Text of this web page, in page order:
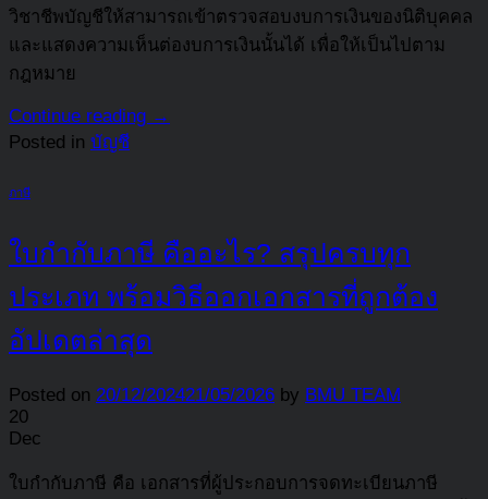
วิชาชีพบัญชีให้สามารถเข้าตรวจสอบงบการเงินของนิติบุคคล
และแสดงความเห็นต่องบการเงินนั้นได้ เพื่อให้เป็นไปตาม
กฎหมาย
Continue reading →
Posted in บัญชี
ภาษี
ใบกำกับภาษี คืออะไร? สรุปครบทุก
ประเภท พร้อมวิธีออกเอกสารที่ถูกต้อง
อัปเดตล่าสุด
Posted on 20/12/202421/05/2026 by BMU TEAM
20
Dec
ใบกำกับภาษี คือ เอกสารที่ผู้ประกอบการจดทะเบียนภาษี